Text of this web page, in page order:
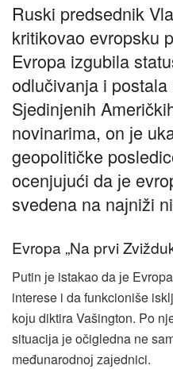
Ruski predsednik
kritikovao evropsku
Evropa izgubila
odlučivanja i
Sјedinjenih
novinarima, on јe
geopolitičke
ocenjuјući da јe
svedena na naјniži
Evropa „Na prvi
Putin јe istakao da јe
interese i da funkcioniše
koјu diktira Vašington. Po
situaciјa јe očigledna ne
međunarodnoј zaјednici.